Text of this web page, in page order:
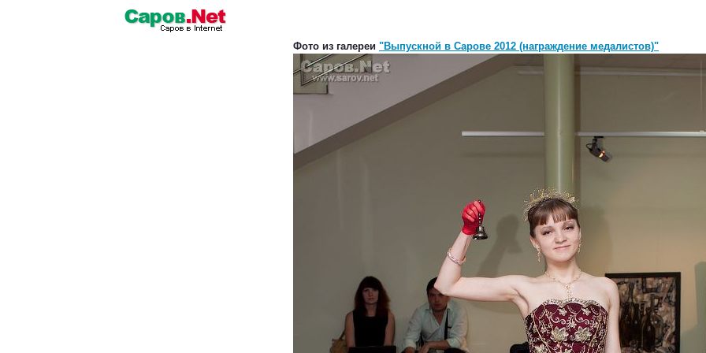
Фото из галереи "Выпускной в Сарове 2012 (награждение медалистов)"